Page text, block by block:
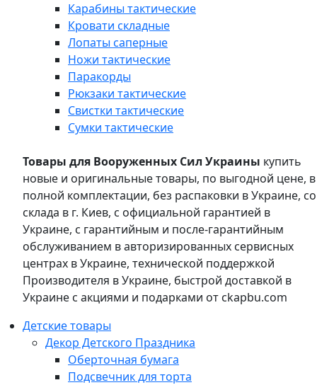
Карабины тактические
Кровати складные
Лопаты саперные
Ножи тактические
Паракорды
Рюкзаки тактические
Свистки тактические
Сумки тактические
Товары для Вооруженных Сил Украины купить
новые и оригинальные товары, по выгодной цене, в
полной комплектации, без распаковки в Украине, со
склада в г. Киев, с официальной гарантией в
Украине, с гарантийным и после-гарантийным
обслуживанием в авторизированных сервисных
центрах в Украине, технической поддержкой
Производителя в Украине, быстрой доставкой в
Украине с акциями и подарками от ckapbu.com
Детские товары
Декор Детского Праздника
Оберточная бумага
Подсвечник для торта